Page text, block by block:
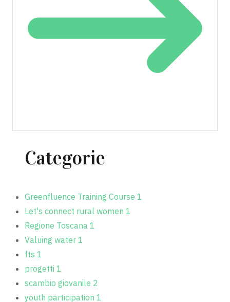
Categorie
Greenfluence Training Course 1
Let's connect rural women 1
Regione Toscana 1
Valuing water 1
fts 1
progetti 1
scambio giovanile 2
youth participation 1